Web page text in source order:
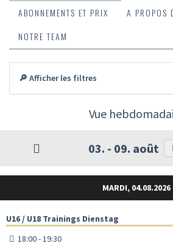
ABONNEMENTS ET PRIX
A PROPOS
NOTRE TEAM
🔎 Afficher les filtres
Vue
03. - 09. août
MARDI, 04.08.2026
U16 / U18 Trainings Dienstag
18:00 - 19:30